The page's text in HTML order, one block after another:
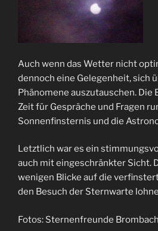
Auch wenn das Wetter nicht
dennoch eine Gelegenheit, sich
Phänomene auszutauschen. Die
Zeit für Gespräche und Fragen
Sonnenfinsternis und die
Letztlich war es ein
auch mit eingeschränkter Sicht.
wenigen Blicke auf die
den Besuch der Sternwarte
Fotos: Sternenfreunde